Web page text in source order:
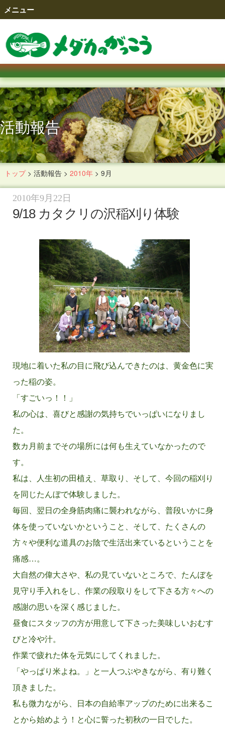
メニュー
活動報告
トップ> 活動報告> 2010年> 9月
2010年9月22日
9/18 カタクリの沢稲刈り体験
現地に着いた私の目に飛び込んできたのは、黄金色に実
った稲の姿。
「すごいっ！！」
私の心は、喜びと感謝の気持ちでいっぱいになりまし
た。
数カ月前までその場所には何も生えていなかったので
す。
私は、人生初の田植え、草取り、そして、今回の稲刈り
を同じたんぼで体験しました。
毎回、翌日の全身筋肉痛に襲われながら、普段いかに身
体を使っていないかということ、そして、たくさんの
方々や便利な道具のお陰で生活出来ているということを
痛感…。
大自然の偉大さや、私の見ていないところで、たんぼを
見守り手入れをし、作業の段取りをして下さる方々への
感謝の思いを深く感じました。
昼食にスタッフの方が用意して下さった美味しいおむす
びと冷や汁。
作業で疲れた体を元気にしてくれました。
「やっぱり米よね。」と一人つぶやきながら、有り難く
頂きました。
私も微力ながら、日本の自給率アップのために出来るこ
とから始めよう！と心に誓った初秋の一日でした。